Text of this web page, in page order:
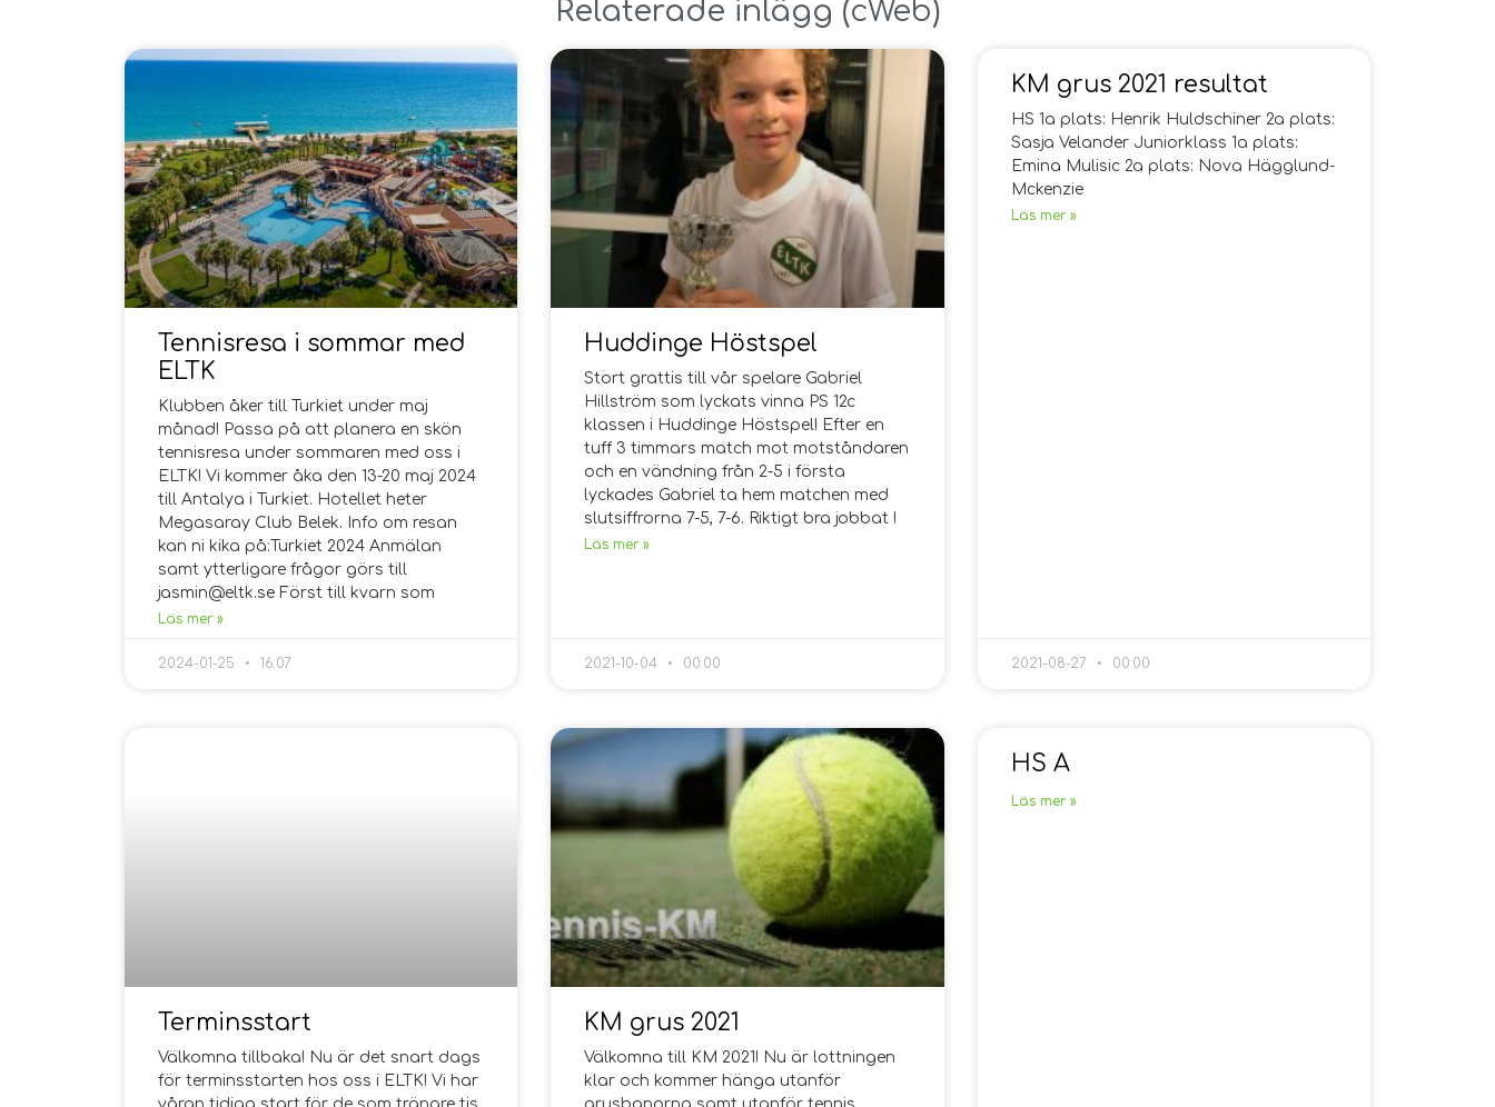
Relaterade inlägg ​(cWeb)
Tennisresa i sommar med
ELTK
Klubben åker till Turkiet under maj
månad! Passa på att planera en skön
tennisresa under sommaren med oss i
ELTK! Vi kommer åka den 13-20 maj 2024
till Antalya i Turkiet. Hotellet heter
Megasaray Club Belek. Info om resan
kan ni kika på:Turkiet 2024 Anmälan
samt ytterligare frågor görs till
jasmin@eltk.se Först till kvarn som
Läs mer »
2024-01-25 16:07
Huddinge Höstspel
Stort grattis till vår spelare Gabriel
Hillström som lyckats vinna PS 12c
klassen i Huddinge Höstspel! Efter en
tuff 3 timmars match mot motståndaren
och en vändning från 2-5 i första
lyckades Gabriel ta hem matchen med
slutsiffrorna 7-5, 7-6. Riktigt bra jobbat !
Läs mer »
2021-10-04 00:00
KM grus 2021 resultat
HS 1a plats: Henrik Huldschiner 2a plats:
Sasja Velander Juniorklass 1a plats:
Emina Mulisic 2a plats: Nova Hägglund-
Mckenzie
Läs mer »
2021-08-27 00:00
Terminsstart
Välkomna tillbaka! Nu är det snart dags
för terminsstarten hos oss i ELTK! Vi har
KM grus 2021
Välkomna till KM 2021! Nu är lottningen
klar och kommer hänga utanför
HS A
Läs mer »